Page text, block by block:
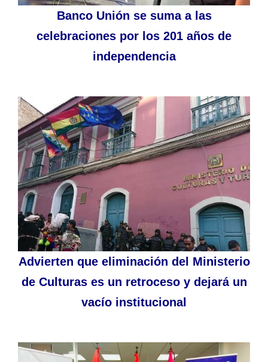
Banco Unión se suma a las
celebraciones por los 201 años de
independencia
Advierten que eliminación del Ministerio
de Culturas es un retroceso y dejará un
vacío institucional